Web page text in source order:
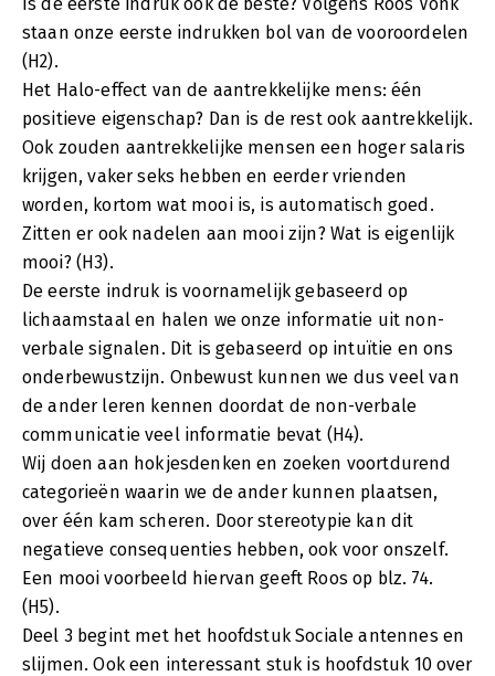
staan onze eerste indrukken bol van de vooroordelen
(H2).
Het Halo-effect van de aantrekkelijke mens: één
positieve eigenschap? Dan is de rest ook aantrekkelijk.
Ook zouden aantrekkelijke mensen een hoger salaris
krijgen, vaker seks hebben en eerder vrienden
worden, kortom wat mooi is, is automatisch goed.
Zitten er ook nadelen aan mooi zijn? Wat is eigenlijk
mooi? (H3).
De eerste indruk is voornamelijk gebaseerd op
lichaamstaal en halen we onze informatie uit non-
verbale signalen. Dit is gebaseerd op intuïtie en ons
onderbewustzijn. Onbewust kunnen we dus veel van
de ander leren kennen doordat de non-verbale
communicatie veel informatie bevat (H4).
Wij doen aan hokjesdenken en zoeken voortdurend
categorieën waarin we de ander kunnen plaatsen,
over één kam scheren. Door stereotypie kan dit
negatieve consequenties hebben, ook voor onszelf.
Een mooi voorbeeld hiervan geeft Roos op blz. 74.
(H5).
Deel 3 begint met het hoofdstuk Sociale antennes en
slijmen. Ook een interessant stuk is hoofdstuk 10 over